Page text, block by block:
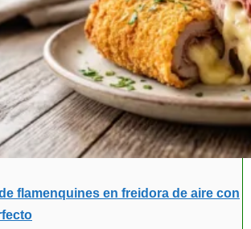
flamenquines en freidora de aire con